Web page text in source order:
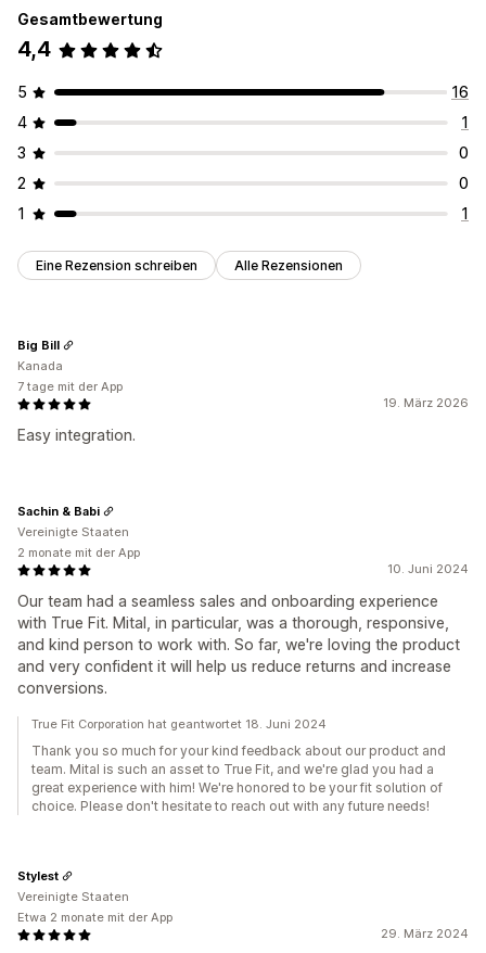
Analysen
Conversion-Tracking
Drag-and-Drop-Editor
Mehrere Sprachen
Gesamtbewertung
4,4
5
16
4
1
3
0
2
0
1
1
Eine Rezension schreiben Alle Rezensionen
19. März 2026
Easy integration.
Big Bill
Kanada
7 tage mit der App
10. Juni 2024
Our team had a seamless sales and onboarding experience
with True Fit. Mital, in particular, was a thorough, responsive,
and kind person to work with. So far, we're loving the product
and very confident it will help us reduce returns and increase
conversions.
Sachin & Babi
Vereinigte Staaten
2 monate mit der App
True Fit Corporation hat geantwortet 18. Juni 2024
Thank you so much for your kind feedback about our product and
team. Mital is such an asset to True Fit, and we're glad you had a
great experience with him! We're honored to be your fit solution of
choice. Please don't hesitate to reach out with any future needs!
29. März 2024
Stylest
Vereinigte Staaten
Etwa 2 monate mit der App